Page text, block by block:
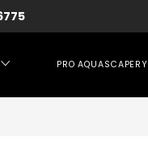
PRO AQUASCAPERY